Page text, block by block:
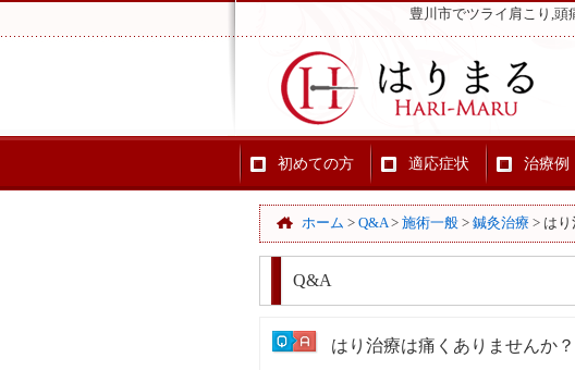
豊川市でツライ肩こり,
初めての方 適応症状 治療例
ホーム > Q&A> 施術一般 > 鍼灸治療 > はり
Q&A
はり治療は痛くありませんか？